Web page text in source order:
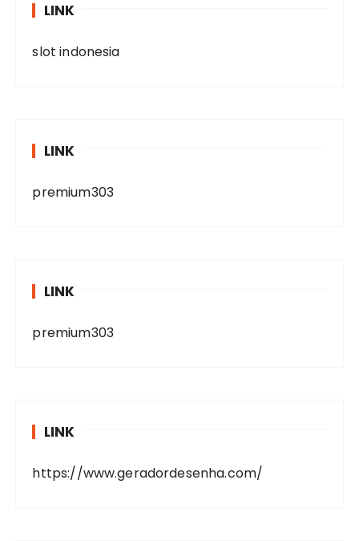
LINK
slot indonesia
LINK
premium303
LINK
premium303
LINK
https://www.geradordesenha.com/